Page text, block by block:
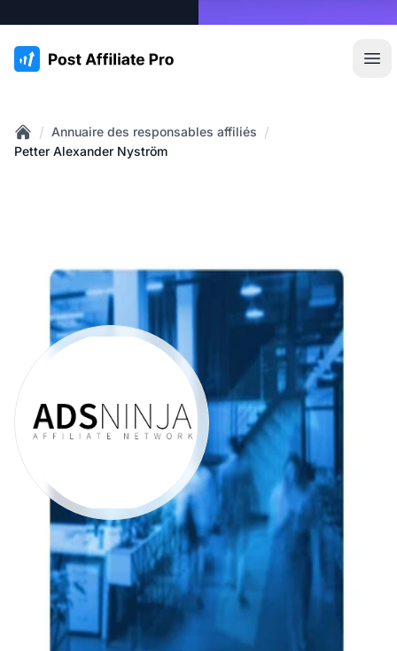
:site.title
Home
/ Annuaire des responsables affiliés /
Petter Alexander Nyström